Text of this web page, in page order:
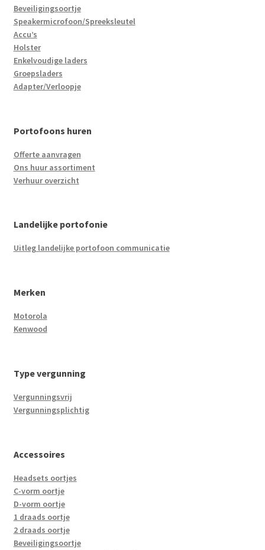
Beveiligingsoortje
Speakermicrofoon/Spreeksleutel
Accu’s
Holster
Enkelvoudige laders
Groepsladers
Adapter/Verloopje
Portofoons huren
Offerte aanvragen
Ons huur assortiment
Verhuur overzicht
Landelijke portofonie
Uitleg landelijke portofoon communicatie
Merken
Motorola
Kenwood
Type vergunning
Vergunningsvrij
Vergunningsplichtig
Accessoires
Headsets oortjes
C-vorm oortje
D-vorm oortje
1 draads oortje
2 draads oortje
Beveiligingsoortje